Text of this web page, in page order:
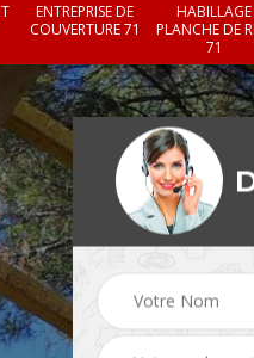
ENTREPRISE DE
COUVERTURE 71
HABILLAGE
PLANCHE DE
71
zingueur 71